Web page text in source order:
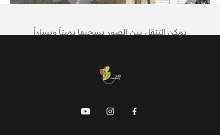
يمكن التنقل بين الصور بسحبها يميناً ويساراً
mauj